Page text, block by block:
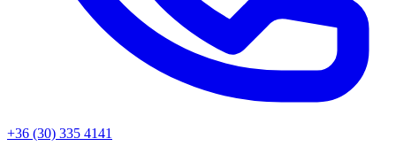
+36 (30) 335 4141